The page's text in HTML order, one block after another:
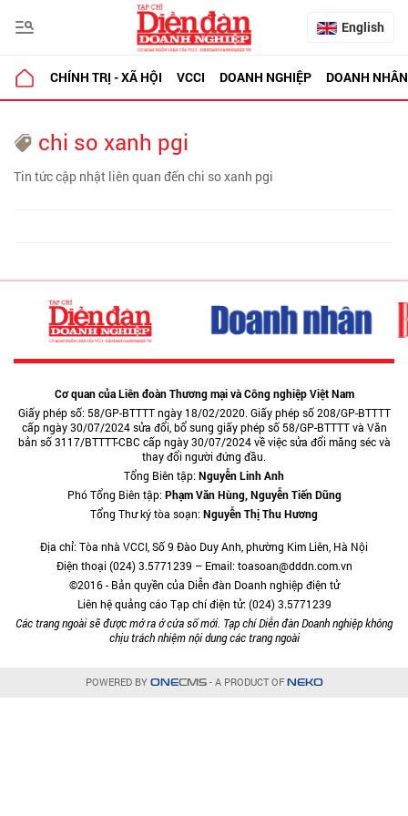
English
CHÍNH TRỊ - XÃ HỘI VCCI DOANH NGHIỆP DOANH NHÂN
chi so xanh pgi
Tin tức cập nhật liên quan đến chi so xanh pgi
Cơ quan của Liên đoàn Thương mại và Công nghiệp Việt Nam
Giấy phép số: 58/GP-BTTTT ngày 18/02/2020. Giấy phép số 208/GP-BTTTT
cấp ngày 30/07/2024 sửa đổi, bổ sung giấy phép số 58/GP-BTTTT và Văn
bản số 3117/BTTTT-CBC cấp ngày 30/07/2024 về việc sửa đổi măng séc và
thay đổi người đứng đầu.
Tổng Biên tập:Nguyễn Linh Anh
Phó Tổng Biên tập:Phạm Văn Hùng, Nguyễn Tiến Dũng
Tổng Thư ký tòa soạn:Nguyễn Thị Thu Hương
Địa chỉ: Tòa nhà VCCI, Số 9 Đào Duy Anh, phường Kim Liên, Hà Nội
Điện thoại (024) 3.5771239 – Email: toasoan@dddn.com.vn
©2016 - Bản quyền của Diễn đàn Doanh nghiệp điện tử
Liên hệ quảng cáo Tạp chí điện tử: (024) 3.5771239
Các trang ngoài sẽ được mở ra ở cửa sổ mới. Tạp chí Diễn đàn Doanh nghiệp không
chịu trách nhiệm nội dung các trang ngoài
POWERED BY ONECMS- A PRODUCT OF NEKO